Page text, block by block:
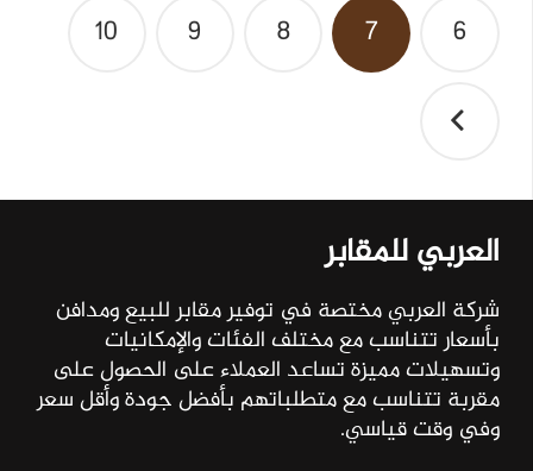
6
7
8
9
10
العربي للمقابر
شركة العربي مختصة في توفير مقابر للبيع ومدافن
بأسعار تتناسب مع مختلف الفئات والإمكانيات
وتسهيلات مميزة تساعد العملاء على الحصول على
مقربة تتناسب مع متطلباتهم بأفضل جودة وأقل سعر
وفي وقت قياسي.